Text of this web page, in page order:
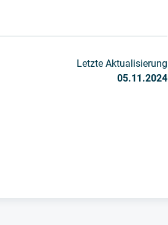
Letzte Aktualisierung
05.11.2024